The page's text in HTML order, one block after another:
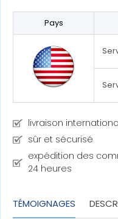
Pays
livraison
sûr et sécurisé
expédition des
24 heures
TÉMOIGNAGES